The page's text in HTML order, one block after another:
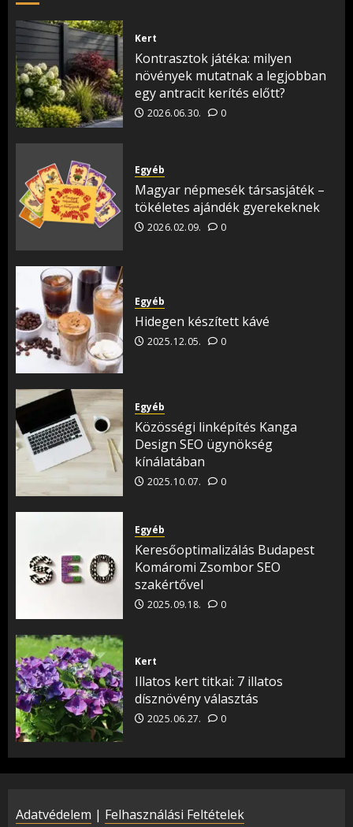
Kert
Kontrasztok játéka: milyen
növények mutatnak a legjobban
egy antracit kerítés előtt?
2026.06.30. 0
Egyéb
Magyar népmesék társasjáték –
tökéletes ajándék gyerekeknek
2026.02.09. 0
Egyéb
Hidegen készített kávé
2025.12.05. 0
Egyéb
Közösségi linképítés Kanga
Design SEO ügynökség
kínálatában
2025.10.07. 0
Egyéb
Keresőoptimalizálás Budapest
Komáromi Zsombor SEO
szakértővel
2025.09.18. 0
Kert
Illatos kert titkai: 7 illatos
dísznövény választás
2025.06.27. 0
Adatvédelem | Felhasználási Feltételek